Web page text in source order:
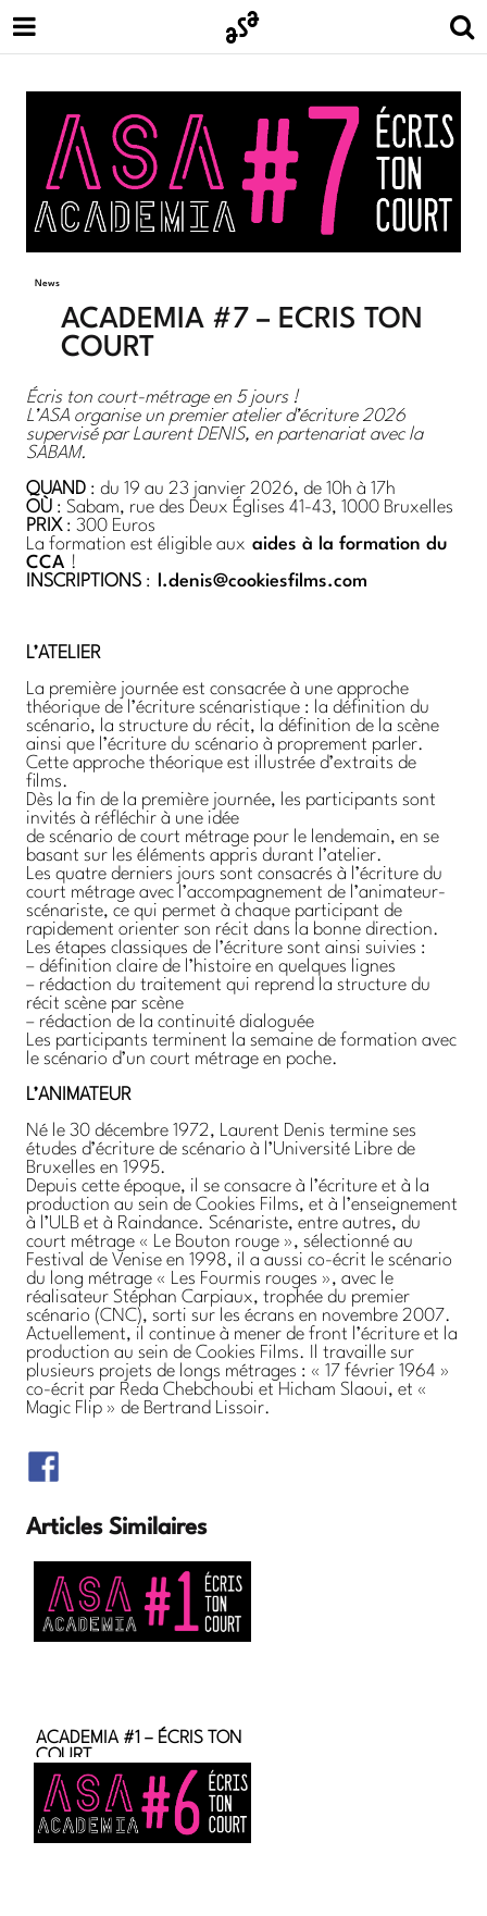
News
ACADEMIA #7 – ÉCRIS TON
COURT
Écris ton court-métrage en 5 jours !
L’ASA organise un premier atelier d’écriture 2026
supervisé par Laurent DENIS, en partenariat avec la
SABAM.
QUAND : du 19 au 23 janvier 2026, de 10h à 17h
OÙ : Sabam, rue des Deux Églises 41-43, 1000 Bruxelles
PRIX: 300 Euros
La formation est éligible aux aides à la formation du
CCA !
INSCRIPTIONS : l.denis@cookiesfilms.com
L’ATELIER
La première journée est consacrée à une approche
théorique de l’écriture scénaristique : la définition du
scénario, la structure du récit, la définition de la scène
ainsi que l’écriture du scénario à proprement parler.
Cette approche théorique est illustrée d’extraits de
films.
Dès la fin de la première journée, les participants sont
invités à réfléchir à une idée
de scénario de court métrage pour le lendemain, en se
basant sur les éléments appris durant l’atelier.
Les quatre derniers jours sont consacrés à l’écriture du
court métrage avec l’accompagnement de l’animateur-
scénariste, ce qui permet à chaque participant de
rapidement orienter son récit dans la bonne direction.
Les étapes classiques de l’écriture sont ainsi suivies :
– définition claire de l’histoire en quelques lignes
– rédaction du traitement qui reprend la structure du
récit scène par scène
– rédaction de la continuité dialoguée
Les participants terminent la semaine de formation avec
le scénario d’un court métrage en poche.
L’ANIMATEUR
Né le 30 décembre 1972, Laurent Denis termine ses
études d’écriture de scénario à l’Université Libre de
Bruxelles en 1995.
Depuis cette époque, il se consacre à l’écriture et à la
production au sein de Cookies Films, et à l’enseignement
à l’ULB et à Raindance. Scénariste, entre autres, du
court métrage « Le Bouton rouge », sélectionné au
Festival de Venise en 1998, il a aussi co-écrit le scénario
du long métrage « Les Fourmis rouges », avec le
réalisateur Stéphan Carpiaux, trophée du premier
scénario (CNC), sorti sur les écrans en novembre 2007.
Actuellement, il continue à mener de front l’écriture et la
production au sein de Cookies Films. Il travaille sur
plusieurs projets de longs métrages : « 17 février 1964 »
co-écrit par Reda Chebchoubi et Hicham Slaoui, et «
Magic Flip » de Bertrand Lissoir.
Articles Similaires
ACADEMIA #1 – ÉCRIS TON
COURT